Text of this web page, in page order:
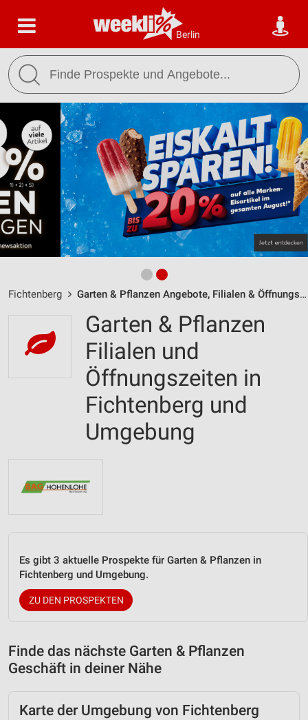
Berlin
Fichtenberg Garten & Pflanzen Angebote, Filialen & Öffnungszeiten
Garten & Pflanzen
Filialen und
Öffnungszeiten in
Fichtenberg und
Umgebung
Es gibt 3 aktuelle Prospekte für Garten & Pflanzen in
Fichtenberg und Umgebung.
ZU DEN PROSPEKTEN
Finde das nächste Garten & Pflanzen
Geschäft in deiner Nähe
Karte der Umgebung von Fichtenberg